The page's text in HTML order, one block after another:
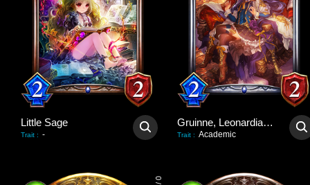
Little Sage
Trait : -
Gruinne, Leonardian Provost
Trait : Academic
0
/